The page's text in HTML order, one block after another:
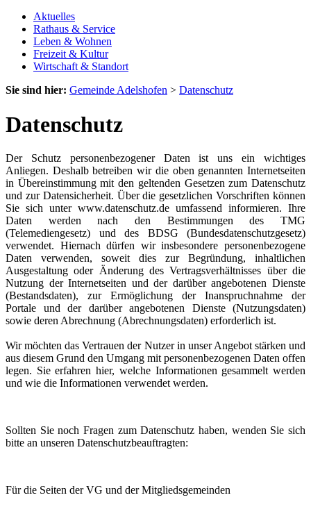
Aktuelles
Rathaus & Service
Leben & Wohnen
Freizeit & Kultur
Wirtschaft & Standort
Sie sind hier: Gemeinde Adelshofen > Datenschutz
Datenschutz
Der Schutz personenbezogener Daten ist uns ein wichtiges
Anliegen. Deshalb betreiben wir die oben genannten Internetseiten
in Übereinstimmung mit den geltenden Gesetzen zum Datenschutz
und zur Datensicherheit. Über die gesetzlichen Vorschriften können
Sie sich unter www.datenschutz.de umfassend informieren. Ihre
Daten werden nach den Bestimmungen des TMG
(Telemediengesetz) und des BDSG (Bundesdatenschutzgesetz)
verwendet. Hiernach dürfen wir insbesondere personenbezogene
Daten verwenden, soweit dies zur Begründung, inhaltlichen
Ausgestaltung oder Änderung des Vertragsverhältnisses über die
Nutzung der Internetseiten und der darüber angebotenen Dienste
(Bestandsdaten), zur Ermöglichung der Inanspruchnahme der
Portale und der darüber angebotenen Dienste (Nutzungsdaten)
sowie deren Abrechnung (Abrechnungsdaten) erforderlich ist.
Wir möchten das Vertrauen der Nutzer in unser Angebot stärken und
aus diesem Grund den Umgang mit personenbezogenen Daten offen
legen. Sie erfahren hier, welche Informationen gesammelt werden
und wie die Informationen verwendet werden.
Sollten Sie noch Fragen zum Datenschutz haben, wenden Sie sich
bitte an unseren Datenschutzbeauftragten:
Für die Seiten der VG und der Mitgliedsgemeinden